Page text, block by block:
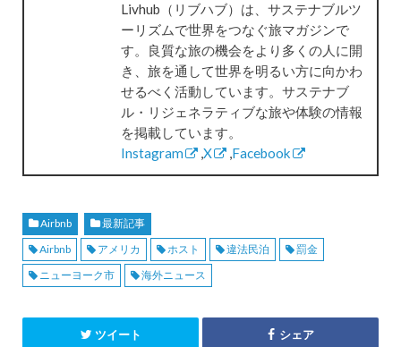
Livhub（リブハブ）は、サステナブルツ
ーリズムで世界をつなぐ旅マガジンで
す。良質な旅の機会をより多くの人に開
き、旅を通して世界を明るい方に向かわ
せるべく活動しています。サステナブ
ル・リジェネラティブな旅や体験の情報
を掲載しています。
Instagram
,X ,Facebook
Airbnb
最新記事
Airbnb
アメリカ ホスト 違法民泊
罰金
ニューヨーク市
海外ニュース
ツイート シェア